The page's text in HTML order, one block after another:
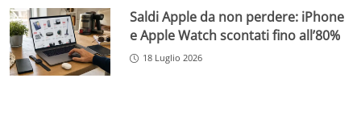
Saldi Apple da non perdere: iPhone
e Apple Watch scontati fino all’80%
18 Luglio 2026